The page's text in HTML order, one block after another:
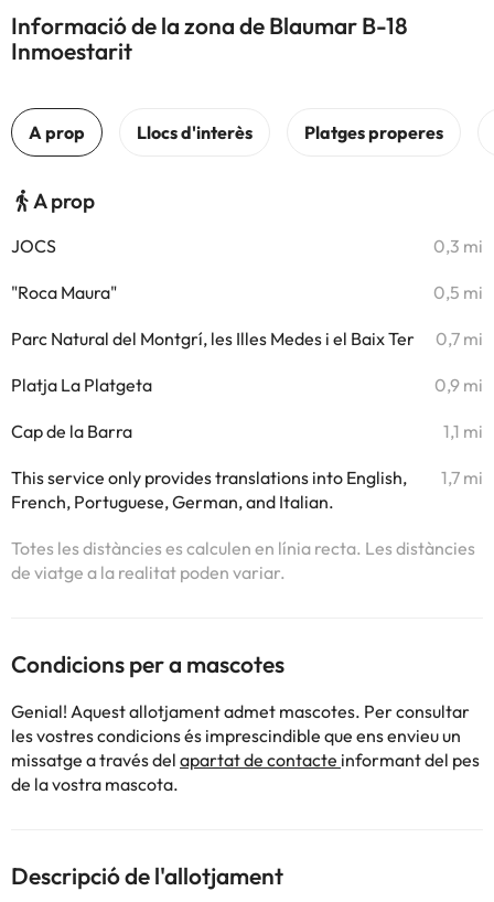
Informació de la zona de Blaumar B-18
Inmoestarit
A prop
JOCS 0,3 mi
"Roca Maura" 0,5 mi
Parc Natural del Montgrí, les Illes Medes i el Baix Ter 0,7 mi
Platja La Platgeta 0,9 mi
Cap de la Barra 1,1 mi
This service only provides translations into English,
French, Portuguese, German, and Italian.
1,7 mi
Totes les distàncies es calculen en línia recta. Les distàncies
de viatge a la realitat poden variar.
Condicions per a mascotes
Genial! Aquest allotjament admet mascotes. Per consultar
les vostres condicions és imprescindible que ens envieu un
missatge a través del apartat de contacte informant del pes
de la vostra mascota.
Descripció de l'allotjament